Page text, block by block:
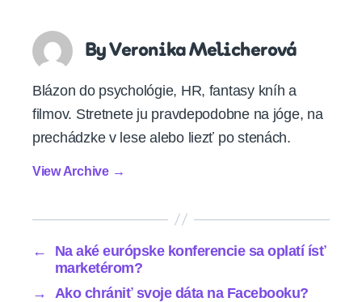
By Veronika Melicherová
Blázon do psychológie, HR, fantasy kníh a
filmov. Stretnete ju pravdepodobne na jóge, na
prechádzke v lese alebo liezť po stenách.
View Archive →
←
Na aké európske konferencie sa oplatí ísť
marketérom?
→
Ako chrániť svoje dáta na Facebooku?